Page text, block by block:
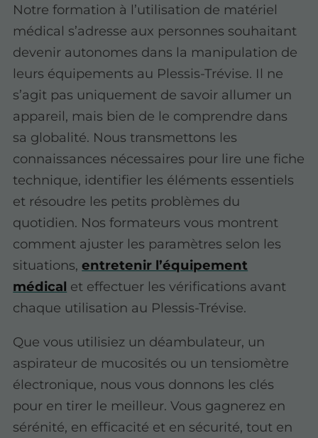
Notre formation à l’utilisation de matériel
médical s’adresse aux personnes souhaitant
devenir autonomes dans la manipulation de
leurs équipements au Plessis-Trévise. Il ne
s’agit pas uniquement de savoir allumer un
appareil, mais bien de le comprendre dans
sa globalité. Nous transmettons les
connaissances nécessaires pour lire une fiche
technique, identifier les éléments essentiels
et résoudre les petits problèmes du
quotidien. Nos formateurs vous montrent
comment ajuster les paramètres selon les
situations,entretenir l’équipement
médical et effectuer les vérifications avant
chaque utilisation au Plessis-Trévise.
Que vous utilisiez un déambulateur, un
aspirateur de mucosités ou un tensiomètre
électronique, nous vous donnons les clés
pour en tirer le meilleur. Vous gagnerez en
sérénité, en efficacité et en sécurité, tout en